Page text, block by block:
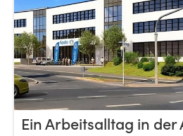
Ein Arbeitsalltag in der